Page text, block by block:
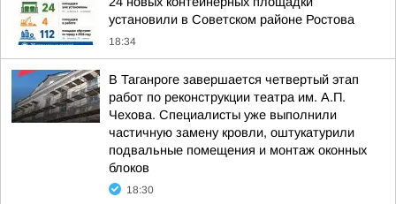
установили в Советском районе Ростова
18:34
В Таганроге завершается четвертый этап
работ по реконструкции театра им. А.П.
Чехова. Специалисты уже выполнили
частичную замену кровли, оштукатурили
подвальные помещения и монтаж оконных
блоков
18:30